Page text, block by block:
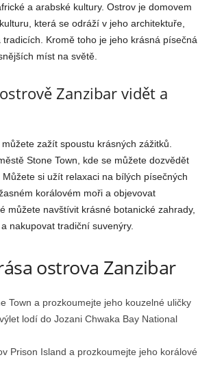
a arabské kultury. Ostrov je domovem
která se odráží v jeho architektuře,
tradicích. Kromě toho je jeho krásná písečná
míst na světě.
Zanzibar vidět a
zažít spoustu krásných zážitků.
Stone Town, kde se můžete dozvědět
si užít relaxaci na bílých písečných
korálovém moři a objevovat
můžete navštívit krásné botanické zahrady,
nakupovat tradiční suvenýry.
ostrova Zanzibar
Town a prozkoumejte jeho kouzelné uličky
lodí do Jozani Chwaka Bay National
Prison Island a prozkoumejte jeho korálové